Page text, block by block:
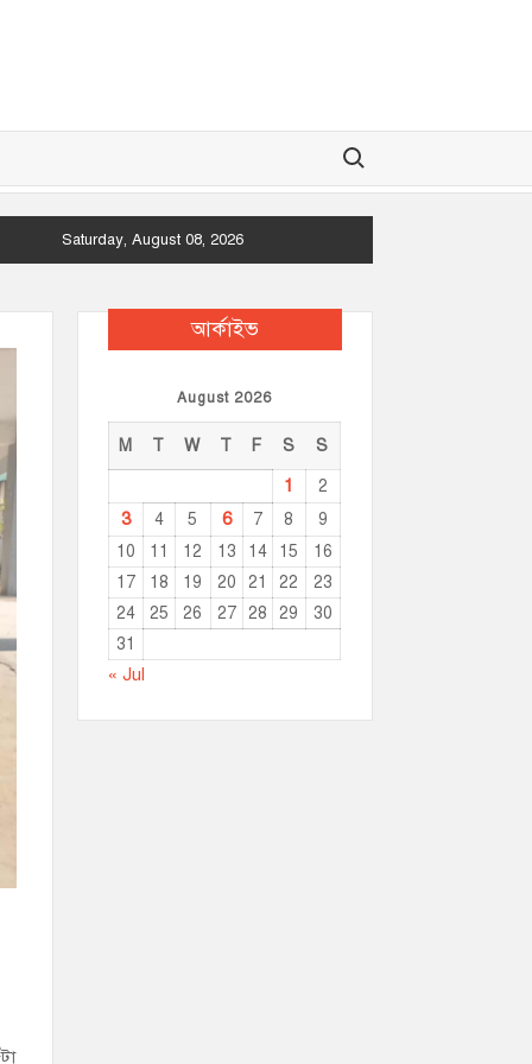
Search for:
Saturday, August 08, 2026
আর্কাইভ
August 2026
M T W T F S S
1 2
3 4 5 6 7 8
9
10
11 12 13 14 15
16
17
18 19 20 21 22
23
24
25 26 27 28 29
30
31
« Jul